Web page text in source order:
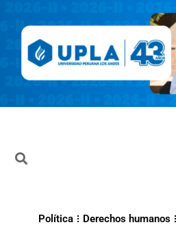
Política Derechos humanos